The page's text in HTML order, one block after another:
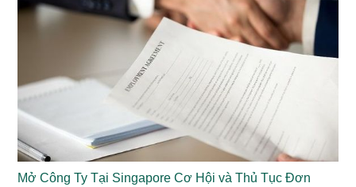
Mở Công Ty Tại Singapore Cơ Hội và Thủ Tục Đơn